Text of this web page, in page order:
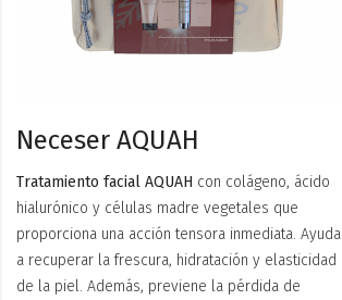
Neceser AQUAH
Tratamiento facial AQUAH con colágeno, ácido
hialurónico y células madre vegetales que
proporciona una acción tensora inmediata. Ayuda
a recuperar la frescura, hidratación y elasticidad
de la piel. Además, previene la pérdida de